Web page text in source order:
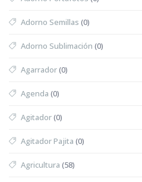
Adorno Semillas (0)
Adorno Sublimación (0)
Agarrador(0)
Agenda (0)
Agitador(0)
Agitador Pajita (0)
Agricultura (58)